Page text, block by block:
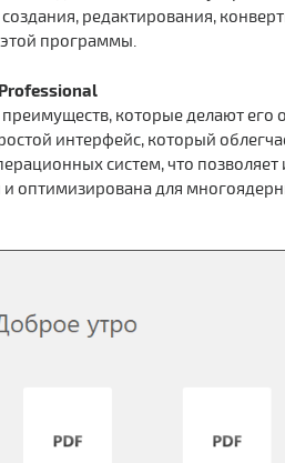
редактирования,
программы.
которые делают
интерфейс, который
систем, что
оптимизирована для